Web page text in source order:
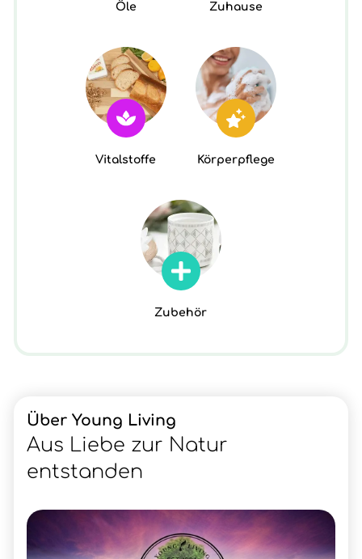
Öle Zuhause
Vitalstoffe Körperpflege
Zubehör
Über Young Living
Aus Liebe zur Natur
entstanden